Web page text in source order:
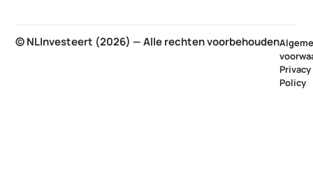
© NLInvesteert (2026) — Alle rechten voorbehouden
Privacy
Policy